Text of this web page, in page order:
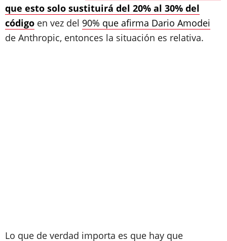
que esto solo sustituirá del 20% al 30% del
código en vez del 90% que afirma Dario Amodei
de Anthropic, entonces la situación es relativa.
Lo que de verdad importa es que hay que